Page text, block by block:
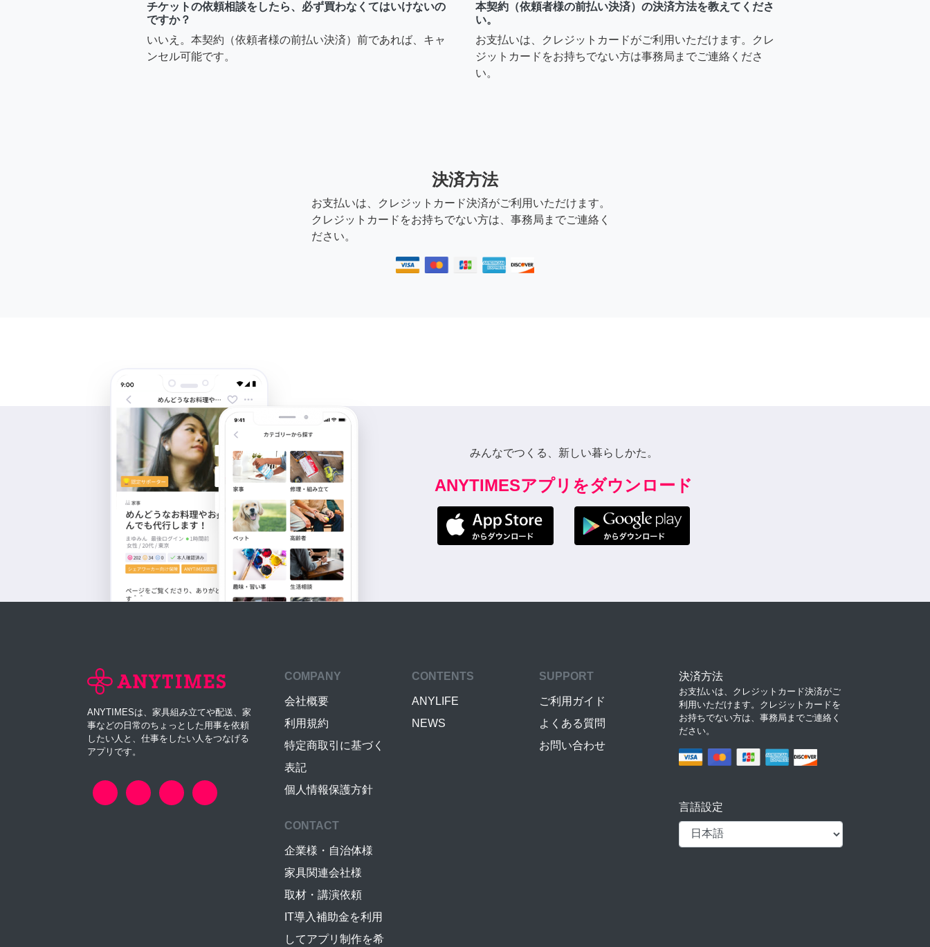
チケットの依頼相談をしたら、必ず買わなくてはいけないの
ですか？
いいえ。本契約（依頼者様の前払い決済）前であれば、キャ
ンセル可能です。
本契約（依頼者様の前払い決済）の決済方法を教えてくださ
い。
お支払いは、クレジットカードがご利用いただけます。クレ
ジットカードをお持ちでない方は事務局までご連絡くださ
い。
決済方法
お支払いは、クレジットカード決済がご利用いただけます。
クレジットカードをお持ちでない方は、事務局までご連絡く
ださい。
みんなでつくる、新しい暮らしかた。
ANYTIMESアプリをダウンロード
ANYTIMESは、家具組み立てや配送、家
事などの日常のちょっとした用事を依頼
したい人と、仕事をしたい人をつなげる
アプリです。
COMPANY
会社概要
利用規約
特定商取引に基づく
表記
個人情報保護方針
CONTENTS
ANYLIFE
NEWS
SUPPORT
ご利用ガイド
よくある質問
お問い合わせ
CONTACT
企業様・自治体様
家具関連会社様
取材・講演依頼
IT導入補助金を利用
してアプリ制作を希
決済方法
お支払いは、クレジットカード決済がご
利用いただけます。クレジットカードを
お持ちでない方は、事務局までご連絡く
ださい。
言語設定